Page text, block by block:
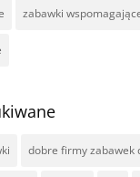
zabawki
dobre firmy zabawek